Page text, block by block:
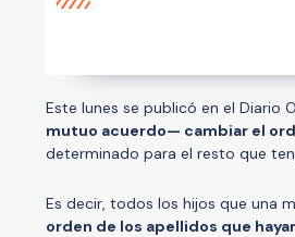
Este lunes se publicó en el Diario
mutuo acuerdo— cambiar el
determinado para el resto que
Es decir, todos los hijos que una
orden de los apellidos que